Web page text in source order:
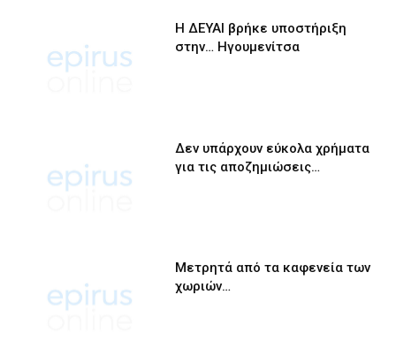
Η ΔΕΥΑΙ βρήκε υποστήριξη
στην… Ηγουμενίτσα
Δεν υπάρχουν εύκολα χρήματα
για τις αποζημιώσεις…
Μετρητά από τα καφενεία των
χωριών…